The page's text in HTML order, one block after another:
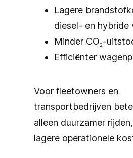
Lagere
diesel- en hybride
Minder CO₂-
Efficiënter
Voor fleetowners en
transportbedrijven
alleen duurzamer
lagere operationele